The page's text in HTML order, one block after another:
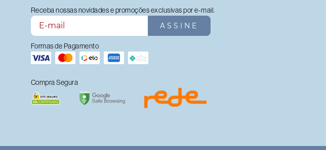
Receba nossas novidades e promoções exclusivas por e-mail.
ASSINE
Formas de Pagamento
Compra Segura